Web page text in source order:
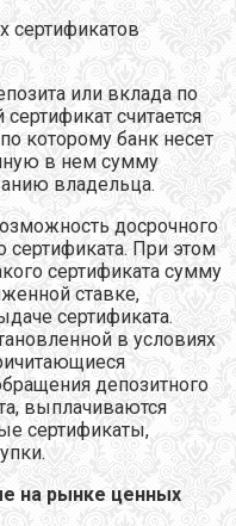
сертификатов
или вклада по
считается
которому банк несет
в нем сумму
владельца.
досрочного
сертификата. При этом
сертификата сумму
ставке,
сертификата.
в условиях
депозитного
выплачиваются
сертификаты,
на рынке ценных